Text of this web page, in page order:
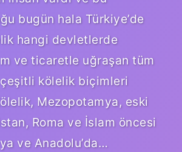
bugün hala Türkiye’de
hangi devletlerde
ve ticaretle uğraşan tüm
kölelik biçimleri
Mezopotamya, eski
Roma ve İslam öncesi
ve Anadolu’da…